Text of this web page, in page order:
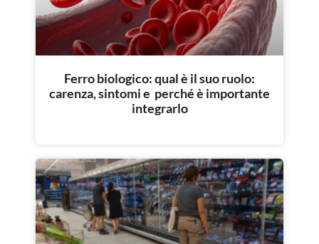
Ferro biologico: qual è il suo ruolo:
carenza, sintomi e perché è importante
integrarlo